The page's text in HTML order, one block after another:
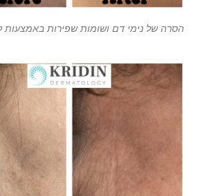
הסרה של נימי דם ושומות שפירות באמצעות